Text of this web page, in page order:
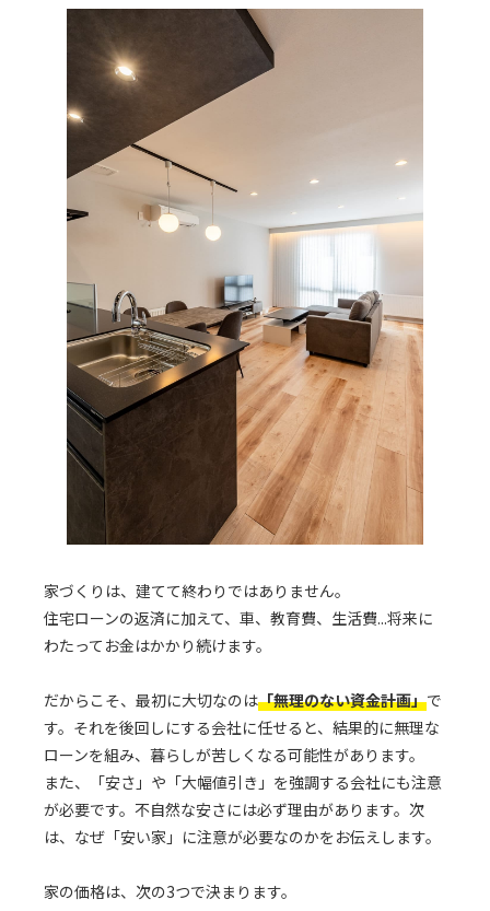
家づくりは、建てて終わりではありません。
住宅ローンの返済に加えて、車、教育費、生活費...将来に
わたってお金はかかり続けます。
だからこそ、最初に大切なのは「無理のない資金計画」で
す。それを後回しにする会社に任せると、結果的に無理な
ローンを組み、暮らしが苦しくなる可能性があります。
また、「安さ」や「大幅値引き」を強調する会社にも注意
が必要です。不自然な安さには必ず理由があります。次
は、なぜ「安い家」に注意が必要なのかをお伝えします。
家の価格は、次の3つで決まります。